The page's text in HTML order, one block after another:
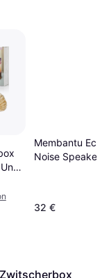
Membantu
Noise
32 €